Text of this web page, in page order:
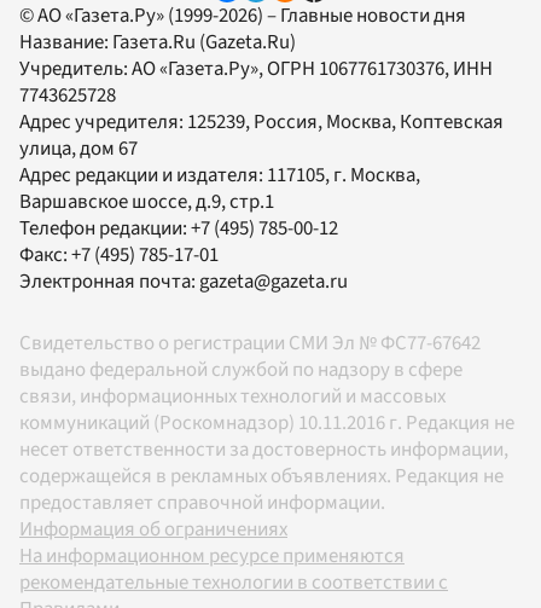
© АО «Газета.Ру» (1999-2026) – Главные новости дня
Название: Газета.Ru (Gazeta.Ru)
Учредитель:АО «Газета.Ру», ОГРН 1067761730376, ИНН
7743625728
Адрес учредителя: 125239, Россия, Москва, Коптевская
улица, дом 67
Адрес редакции и издателя: 117105, г. Москва,
Варшавское шоссе, д.9, стр.1
Телефон редакции:+7 (495) 785-00-12
Факс:+7 (495) 785-17-01
Электронная почта:gazeta@gazeta.ru
Свидетельство о регистрации СМИ Эл № ФС77-67642
выдано федеральной службой по надзору в сфере
связи, информационных технологий и массовых
коммуникаций (Роскомнадзор) 10.11.2016 г. Редакция не
несет ответственности за достоверность информации,
содержащейся в рекламных объявлениях. Редакция не
предоставляет справочной информации.
Информация об ограничениях
На информационном ресурсе применяются
рекомендательные технологии в соответствии с